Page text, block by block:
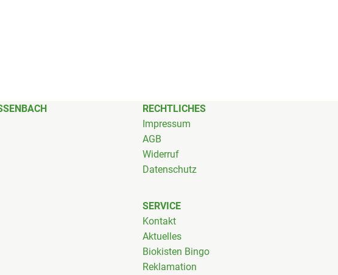
RECHTLICHES
Impressum
AGB
Widerruf
Datenschutz
SERVICE
Kontakt
Aktuelles
Biokisten Bingo
Reklamation